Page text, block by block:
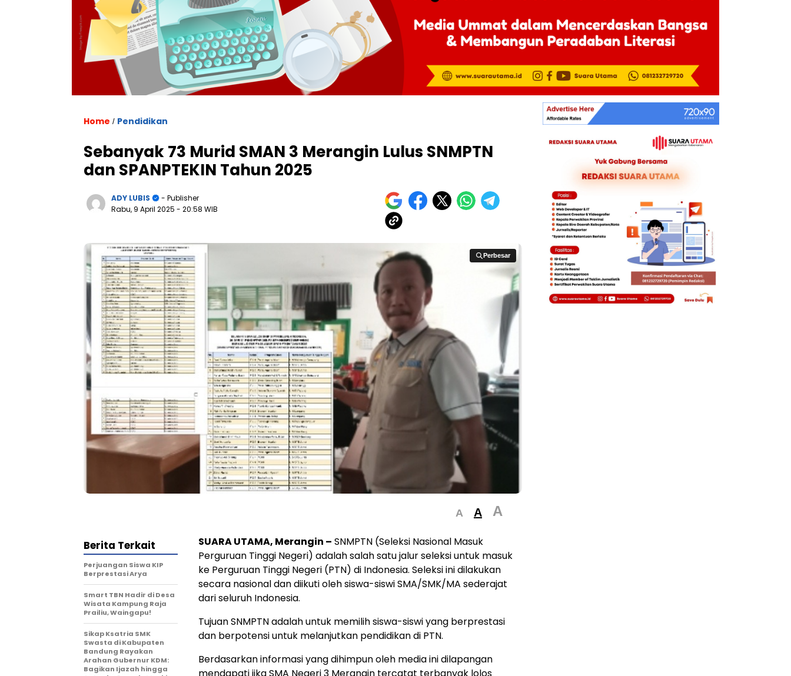
Home / Pendidikan
Sebanyak 73 Murid SMAN 3 Merangin Lulus SNMPTN
dan SPANPTEKIN Tahun 2025
ADY LUBIS
- Publisher
Rabu, 9 April 2025 - 20:58 WIB
Perbesar
Perbesar
A A A
SUARA UTAMA, Merangin – SNMPTN (Seleksi Nasional Masuk
Perguruan Tinggi Negeri) adalah salah satu jalur seleksi untuk masuk
ke Perguruan Tinggi Negeri (PTN) di Indonesia. Seleksi ini dilakukan
secara nasional dan diikuti oleh siswa-siswi SMA/SMK/MA sederajat
dari seluruh Indonesia.
Tujuan SNMPTN adalah untuk memilih siswa-siswi yang berprestasi
dan berpotensi untuk melanjutkan pendidikan di PTN.
Berdasarkan informasi yang dihimpun oleh media ini dilapangan
mendapati jika SMA Negeri 3 Merangin tercatat terbanyak lolos
Berita Terkait
Perjuangan Siswa KIP
Berprestasi Arya
Smart TBN Hadir di Desa
Wisata Kampung Raja
Prailiu, Waingapu!
Sikap Ksatria SMK
Swasta di Kabupaten
Bandung Rayakan
Arahan Gubernur KDM:
Bagikan Ijazah hingga